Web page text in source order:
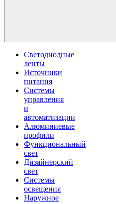
Светодиодные
ленты
Источники
питания
Системы
управления
и
автоматизации
Алюминиевые
профили
Функциональный
свет
Дизайнерский
свет
Системы
освещения
Наружное